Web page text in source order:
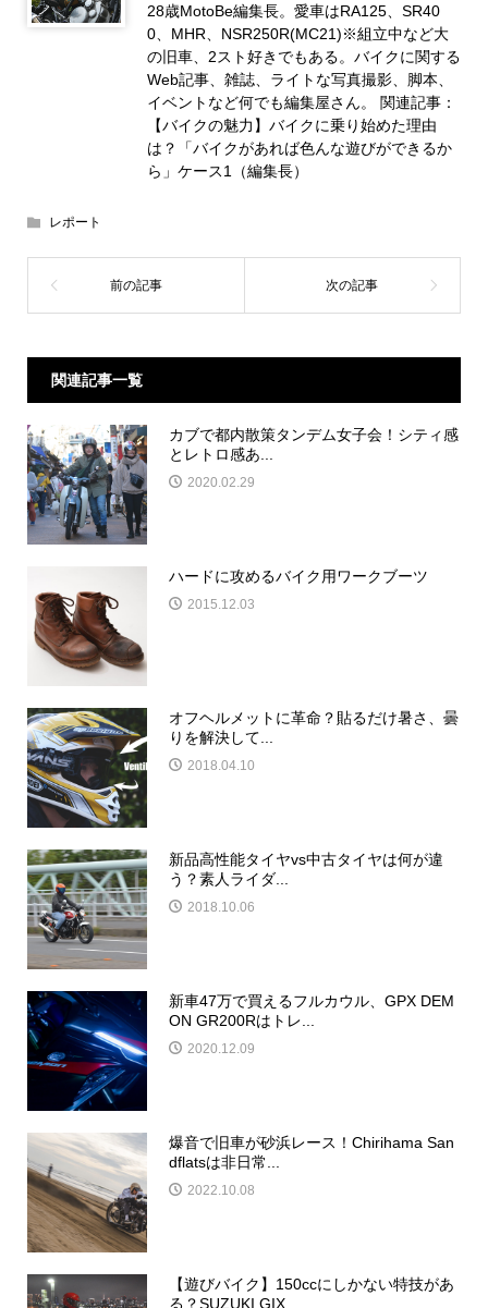
28歳MotoBe編集長。愛車はRA125、SR40
0、MHR、NSR250R(MC21)※組立中など大
の旧車、2スト好きでもある。バイクに関する
Web記事、雑誌、ライトな写真撮影、脚本、
イベントなど何でも編集屋さん。 関連記事：
【バイクの魅力】バイクに乗り始めた理由
は？「バイクがあれば色んな遊びができるか
ら」ケース1（編集長）
レポート
関連記事一覧
カブで都内散策タンデム女子会！シティ感
とレトロ感あ...
2020.02.29
ハードに攻めるバイク用ワークブーツ
2015.12.03
オフヘルメットに革命？貼るだけ暑さ、曇
りを解決して...
2018.04.10
新品高性能タイヤvs中古タイヤは何が違
う？素人ライダ...
2018.10.06
新車47万で買えるフルカウル、GPX DEM
ON GR200Rはトレ...
2020.12.09
爆音で旧車が砂浜レース！Chirihama San
dflatsは非日常...
2022.10.08
【遊びバイク】150ccにしかない特技があ
る？SUZUKI GIX...